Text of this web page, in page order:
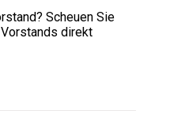
Scheuen Sie
direkt